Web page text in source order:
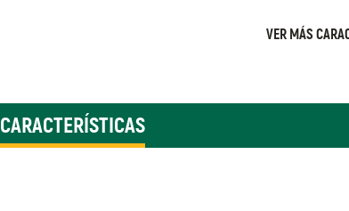
VER MÁS
CARACTERÍSTICAS